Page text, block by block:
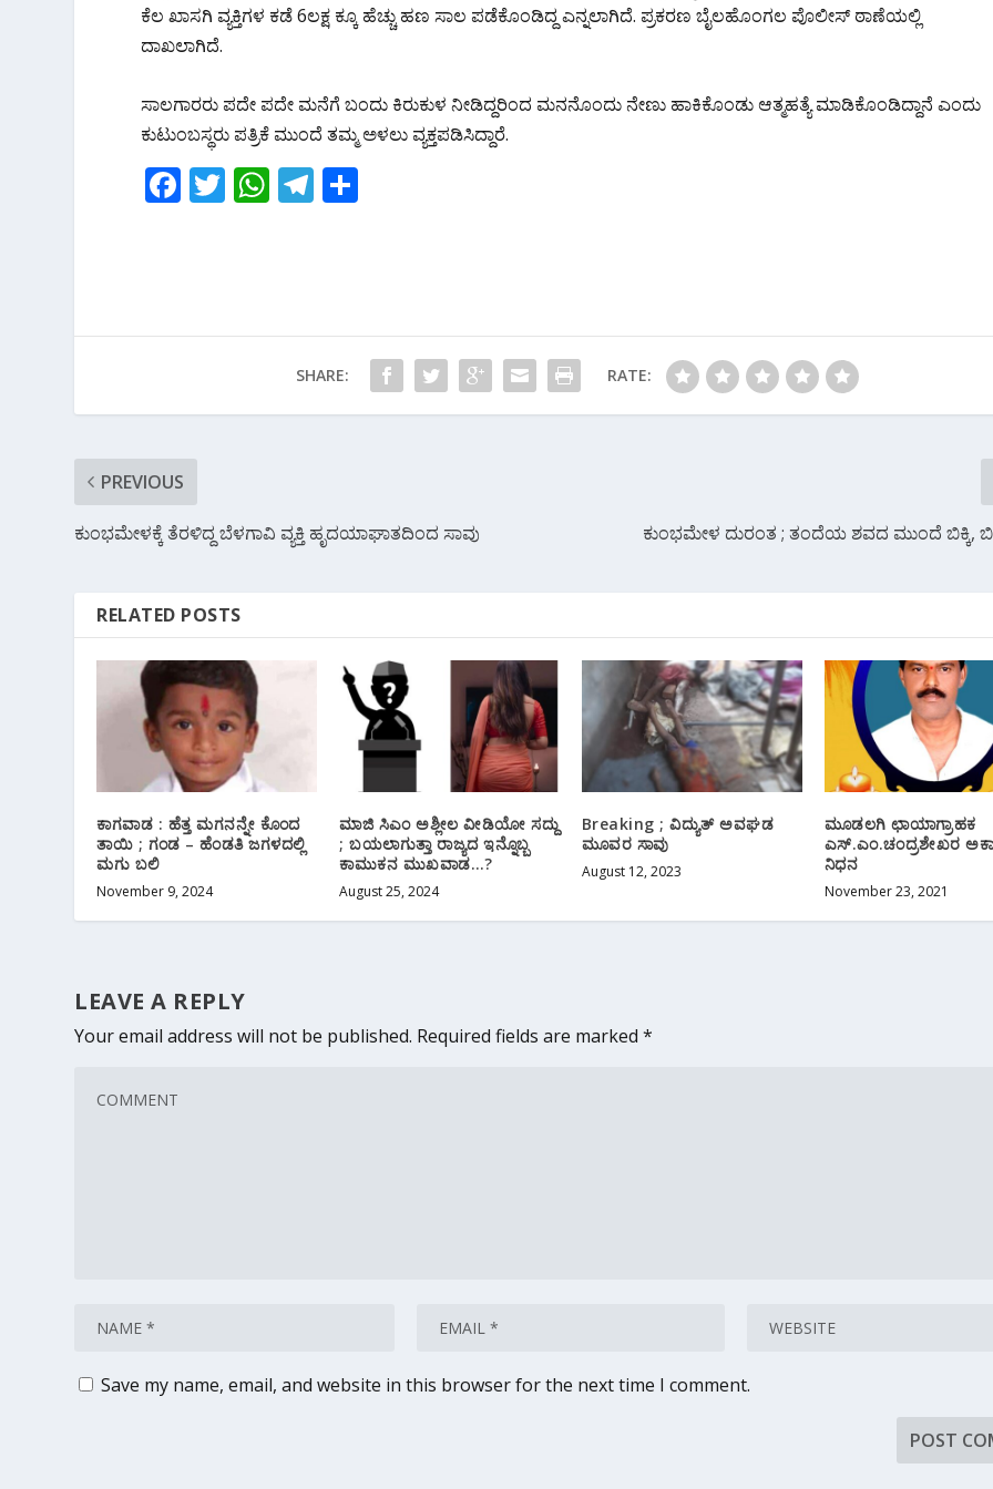
o
k
p m
ಕೆಲ ಖಾಸಗಿ ವ್ಯಕ್ತಿಗಳ ಕಡೆ 6ಲಕ್ಷ ಕ್ಕೂ ಹೆಚ್ಚು ಹಣ ಸಾಲ ಪಡೆಕೊಂಡಿದ್ದ ಎನ್ನಲಾಗಿದೆ. ಪ್ರಕರಣ ಬೈಲಹೊಂಗಲ ಪೊಲೀಸ್ ಠಾಣೆಯಲ್ಲಿ
ದಾಖಲಾಗಿದೆ.
ಸಾಲಗಾರರು ಪದೇ ಪದೇ ಮನೆಗೆ ಬಂದು ಕಿರುಕುಳ ನೀಡಿದ್ದರಿಂದ ಮನನೊಂದು ನೇಣು ಹಾಕಿಕೊಂಡು ಆತ್ಮಹತ್ಯೆ ಮಾಡಿಕೊಂಡಿದ್ದಾನೆ ಎಂದು
ಕುಟುಂಬಸ್ಥರು ಪತ್ರಿಕೆ ಮುಂದೆ ತಮ್ಮ ಅಳಲು ವ್ಯಕ್ತಪಡಿಸಿದ್ದಾರೆ.
F
o
T W
A
T
a
m
SHARE: RATE:
PREVIOUS
ಕುಂಭಮೇಳಕ್ಕೆ ತೆರಳಿದ್ದ ಬೆಳಗಾವಿ ವ್ಯಕ್ತಿ ಹೃದಯಾಘಾತದಿಂದ ಸಾವು ಕುಂಭಮೇಳ ದುರಂತ ; ತಂದೆಯ ಶವದ ಮುಂದೆ ಬಿಕ್ಕಿ,
RELATED POSTS
ಕಾಗವಾಡ : ಹೆತ್ತ ಮಗನನ್ನೇ ಕೊಂದ
ತಾಯಿ ; ಗಂಡ – ಹೆಂಡತಿ ಜಗಳದಲ್ಲಿ
ಮಗು ಬಲಿ‌
November 9, 2024
ಮಾಜಿ ಸಿಎಂ ಅಶ್ಲೀಲ ವೀಡಿಯೋ ಸದ್ದು
; ಬಯಲಾಗುತ್ತಾ ರಾಜ್ಯದ ಇನ್ನೊಬ್ಬ
ಕಾಮುಕನ ಮುಖವಾಡ…?
August 25, 2024
Breaking ; ವಿದ್ಯುತ್ ಅವಘಡ
ಮೂವರ ಸಾವು
August 12, 2023
ಮೂಡಲಗಿ ಛಾಯಾಗ್ರಾಹಕ
ಎಸ್.ಎಂ.ಚಂದ್ರಶೇಖರ
ನಿಧನ
November 23, 2021
LEAVE A REPLY
Your email address will not be published. Required fields are marked*
Save my name, email, and website in this browser for the next time I comment.